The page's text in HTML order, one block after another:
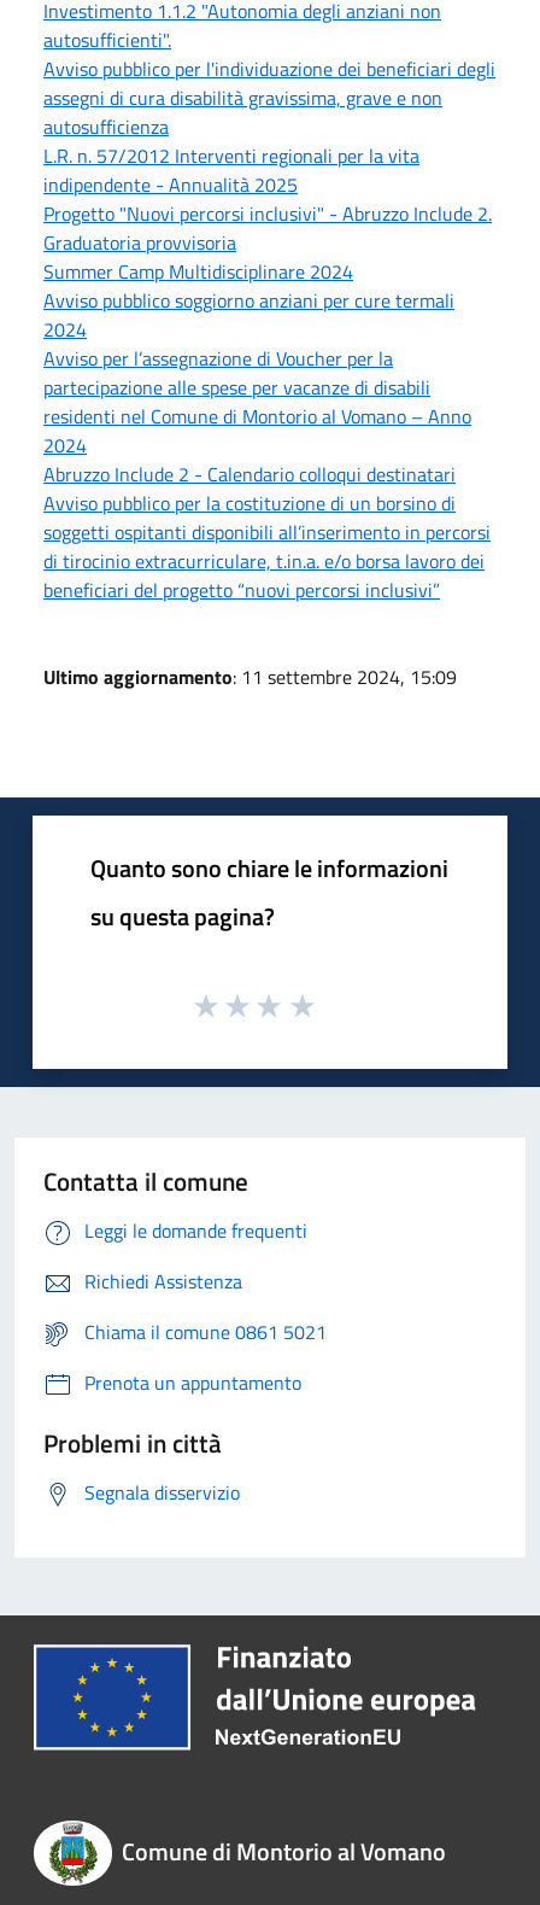
Investimento 1.1.2 "Autonomia degli anziani non
autosufficienti".
Avviso pubblico per l'individuazione dei beneficiari degli
assegni di cura disabilità gravissima, grave e non
autosufficienza
L.R. n. 57/2012 Interventi regionali per la vita
indipendente - Annualità 2025
Progetto "Nuovi percorsi inclusivi" - Abruzzo Include 2.
Graduatoria provvisoria
Summer Camp Multidisciplinare 2024
Avviso pubblico soggiorno anziani per cure termali
2024
Avviso per l’assegnazione di Voucher per la
partecipazione alle spese per vacanze di disabili
residenti nel Comune di Montorio al Vomano – Anno
2024
Abruzzo Include 2 - Calendario colloqui destinatari
Avviso pubblico per la costituzione di un borsino di
soggetti ospitanti disponibili all’inserimento in percorsi
di tirocinio extracurriculare, t.in.a. e/o borsa lavoro dei
beneficiari del progetto “nuovi percorsi inclusivi”
Ultimo aggiornamento: 11 settembre 2024, 15:09
Quanto sono chiare le informazioni
su questa pagina?
Contatta il comune
Leggi le domande frequenti
Richiedi Assistenza
Chiama il comune 0861 5021
Prenota un appuntamento
Problemi in città
Segnala disservizio
Comune di Montorio al Vomano